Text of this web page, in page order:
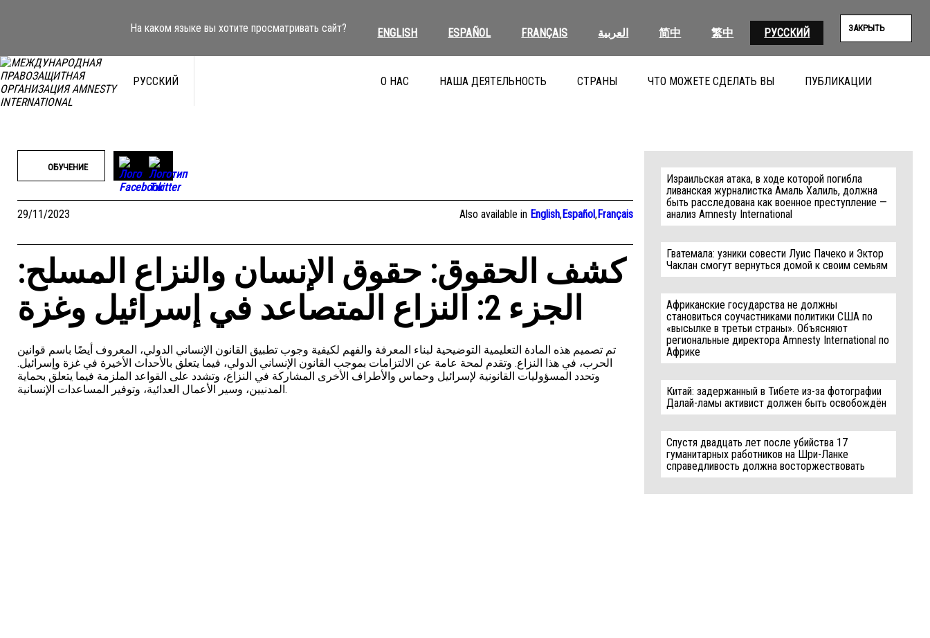
На каком языке вы хотите просматривать сайт? ENGLISH ESPAÑOL FRANÇAIS العربية 简中 繁中 РУССКИЙ ЗАКРЫТЬ
РУССКИЙ О НАС НАША ДЕЯТЕЛЬНОСТЬ СТРАНЫ ЧТО МОЖЕТЕ СДЕЛАТЬ ВЫ ПУБЛИКАЦИИ
ОБУЧЕНИЕ
29/11/2023 Also available in English,Español,Français
كشف الحقوق: حقوق الإنسان والنزاع المسلح:
الجزء 2: النزاع المتصاعد في إسرائيل وغزة
تم تصميم هذه المادة التعليمية التوضيحية لبناء المعرفة والفهم لكيفية وجوب تطبيق القانون الإنساني الدولي، المعروف أيضًا باسم قوانين
الحرب، في هذا النزاع. وتقدم لمحة عامة عن الالتزامات بموجب القانون الإنساني الدولي، فيما يتعلق بالأحداث الأخيرة في غزة وإسرائيل.
وتحدد المسؤوليات القانونية لإسرائيل وحماس والأطراف الأخرى المشاركة في النزاع، وتشدد على القواعد الملزمة فيما يتعلق بحماية
المدنيين، وسير الأعمال العدائية، وتوفير المساعدات الإنسانية.
Израильская атака, в ходе которой погибла
ливанская журналистка Амаль Халиль, должна
быть расследована как военное преступление —
анализ Amnesty International
Гватемала: узники совести Луис Пачеко и Эктор
Чаклан смогут вернуться домой к своим семьям
Африканские государства не должны
становиться соучастниками политики США по
«высылке в третьи страны». Объясняют
региональные директора Amnesty International по
Африке
Китай: задержанный в Тибете из-за фотографии
Далай-ламы активист должен быть освобождён
Спустя двадцать лет после убийства 17
гуманитарных работников на Шри-Ланке
справедливость должна восторжествовать